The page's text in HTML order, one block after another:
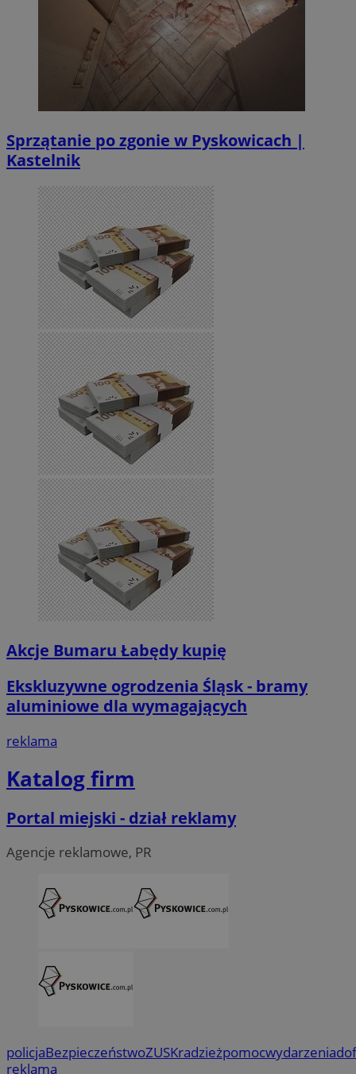
Sprzątanie po zgonie w Pyskowicach |
Kastelnik
Akcje Bumaru Łabędy kupię
Ekskluzywne ogrodzenia Śląsk - bramy
aluminiowe dla wymagających
reklama
Katalog firm
Portal miejski - dział reklamy
Agencje reklamowe, PR
policjaBezpieczeństwoZUSKradzieżpomocwydarzenia
reklama